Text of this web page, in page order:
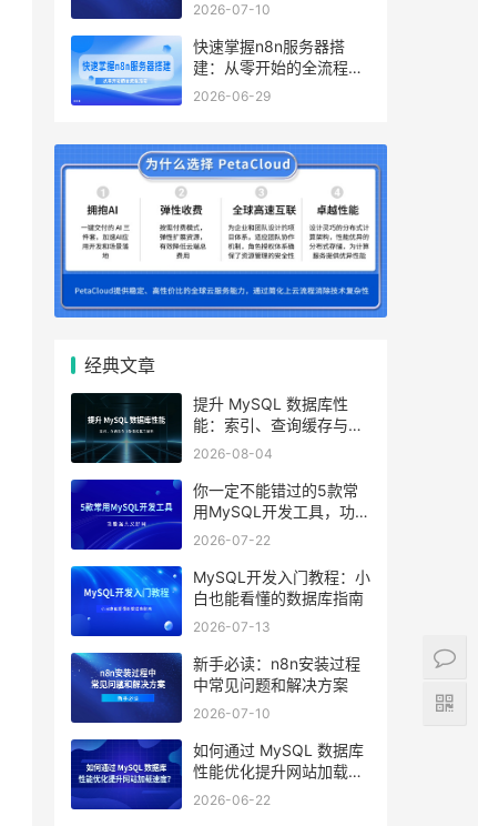
2026-07-10
快速掌握n8n服务器搭
建：从零开始的全流程指
南
2026-06-29
经典文章
提升 MySQL 数据库性
能：索引、查询缓存与参
数优化全解析
2026-08-04
你一定不能错过的5款常
用MySQL开发工具，功能
强大又好用
2026-07-22
MySQL开发入门教程：小
白也能看懂的数据库指南
2026-07-13
新手必读：n8n安装过程
中常见问题和解决方案
2026-07-10
如何通过 MySQL 数据库
性能优化提升网站加载速
度？
2026-06-22